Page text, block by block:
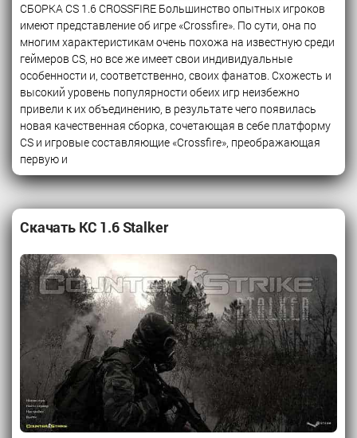
СБОРКА CS 1.6 CROSSFIRE Большинство опытных игроков
имеют представление об игре «Crossfire». По сути, она по
многим характеристикам очень похожа на известную среди
геймеров CS, но все же имеет свои индивидуальные
особенности и, соответственно, своих фанатов. Схожесть и
высокий уровень популярности обеих игр неизбежно
привели к их объединению, в результате чего появилась
новая качественная сборка, сочетающая в себе платформу
CS и игровые составляющие «Crossfire», преображающая
первую и
Скачать КС 1.6 Stalker